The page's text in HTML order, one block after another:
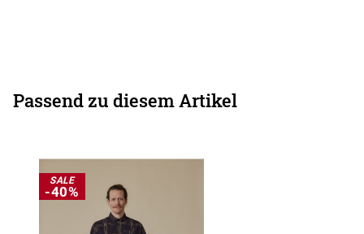
Passend zu diesem Artikel
SALE
-40%